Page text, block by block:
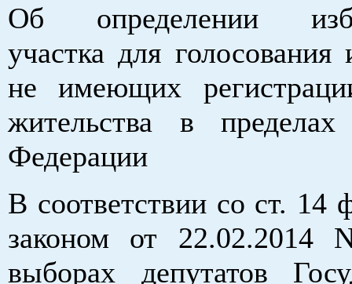
Об определении
участка для голосования
не имеющих
житель­ства в пределах
Федерации
В соответствии со ст. 14
законом от
выборах депутатов